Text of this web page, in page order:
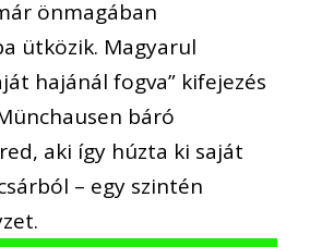
önmagában
ütközik. Magyarul
hajánál fogva” kifejezés
báró
aki így húzta ki saját
– egy szintén